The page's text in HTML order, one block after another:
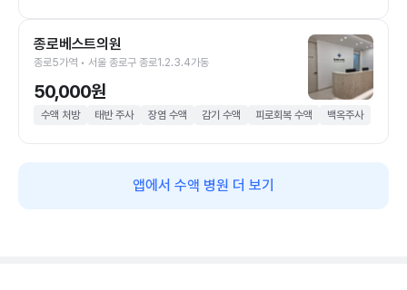
종로베스트의원
종로5가역 • 서울 종로구 종로1.2.3.4가동
50,000원
수액 처방 태반 주사 장염 수액 감기 수액 피로회복 수액 백옥주사
앱에서 수액 병원 더 보기